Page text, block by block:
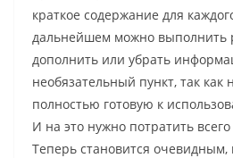
краткое содержание для
дальнейшем можно выполнить
дополнить или убрать
необязательный пункт, так как
полностью готовую к
И на это нужно потратить всего
Теперь становится очевидным,